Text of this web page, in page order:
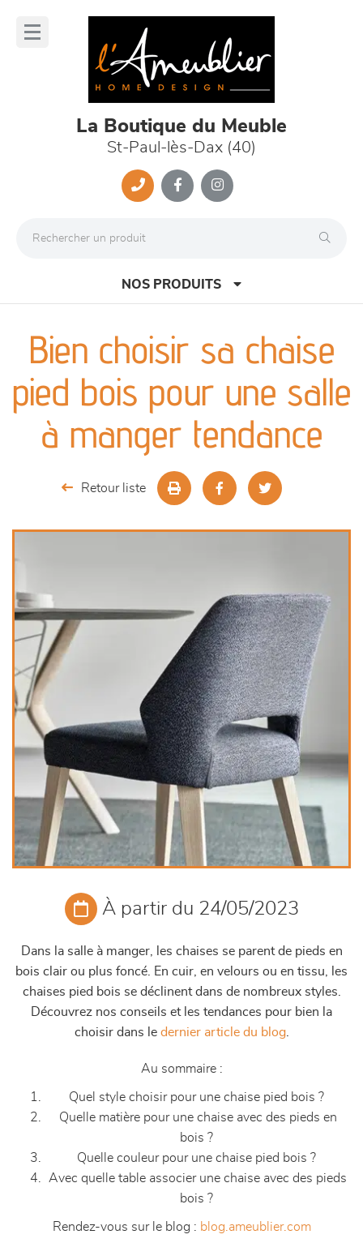
La Boutique du Meuble
St-Paul-lès-Dax (40)
NOS PRODUITS
canapés et fauteuils
séjours
meubles de complément
chambres et dressing
décoration
Bien choisir sa chaise
pied bois pour une salle
à manger tendance
Retour liste
À partir du 24/05/2023
Dans la salle à manger, les chaises se parent de pieds en
bois clair ou plus foncé. En cuir, en velours ou en tissu, les
chaises pied bois se déclinent dans de nombreux styles.
Découvrez nos conseils et les tendances pour bien la
choisir dans le dernier article du blog.
Au sommaire :
Quel style choisir pour une chaise pied bois ?
Quelle matière pour une chaise avec des pieds en
bois ?
Quelle couleur pour une chaise pied bois ?
Avec quelle table associer une chaise avec des pieds
bois ?
Rendez-vous sur le blog : blog.ameublier.com